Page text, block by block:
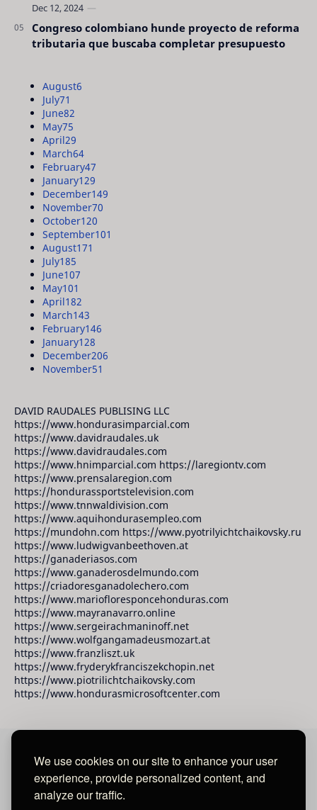
We use cookies on our site to enhance your user
experience, provide personalized content, and
analyze our traffic.
Congreso colombiano hunde proyecto de reforma
tributaria que buscaba completar presupuesto
August6
July71
June82
May75
April29
March64
February47
January129
December149
November70
October120
September101
August171
July185
June107
May101
April182
March143
February146
January128
December206
November51
DAVID RAUDALES PUBLISING LLC
https://www.hondurasimparcial.com
https://www.davidraudales.uk
https://www.davidraudales.com
https://www.hnimparcial.com https://laregiontv.com
https://www.prensalaregion.com
https://hondurassportstelevision.com
https://www.tnnwaldivision.com
https://www.aquihondurasempleo.com
https://mundohn.com https://www.pyotrilyichtchaikovsky.ru
https://www.ludwigvanbeethoven.at
https://ganaderiasos.com
https://www.ganaderosdelmundo.com
https://criadoresganadolechero.com
https://www.mariofloresponcehonduras.com
https://www.mayranavarro.online
https://www.sergeirachmaninoff.net
https://www.wolfgangamadeusmozart.at
https://www.franzliszt.uk
https://www.fryderykfranciszekchopin.net
https://www.piotrilichtchaikovsky.com
https://www.hondurasmicrosoftcenter.com
David Raudales Publishing LLC